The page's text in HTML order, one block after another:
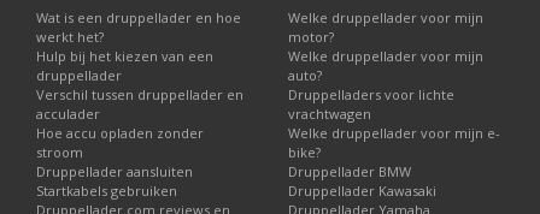
Wat is een druppellader en hoe
werkt het?
Hulp bij het kiezen van een
druppellader
Verschil tussen druppellader en
acculader
Hoe accu opladen zonder
stroom
Druppellader aansluiten
Startkabels gebruiken
Druppellader.com reviews en
Welke druppellader voor mijn
motor?
Welke druppellader voor mijn
auto?
Druppelladers voor lichte
vrachtwagen
Welke druppellader voor mijn e-
bike?
Druppellader BMW
Druppellader Kawasaki
Druppellader Yamaha